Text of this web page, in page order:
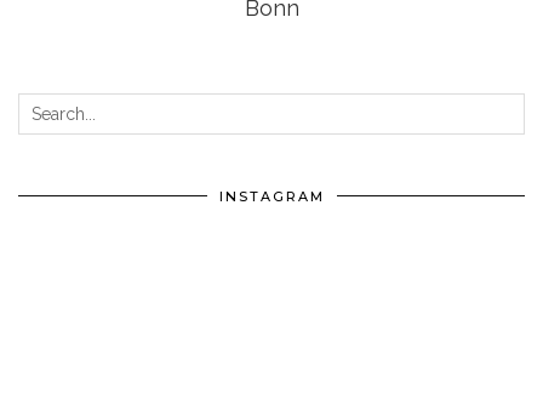
Bonn
INSTAGRAM